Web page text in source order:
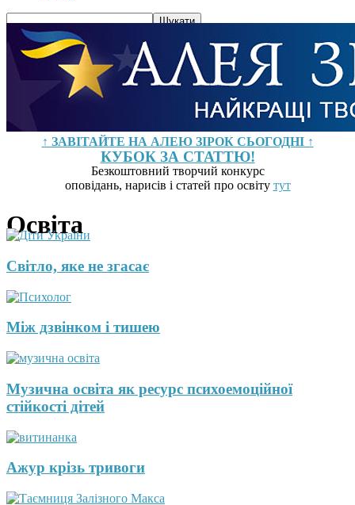
↑ ЗАВІТАЙТЕ НА АЛЕЮ ЗІРОК СЬОГОДНІ ↑
КУБОК ЗА СТАТТЮ!
Безкоштовний творчий конкурс
оповідань, нарисів і статей про освіту тут
Освіта
Світло, яке не згасає
Між дзвінком і тишею
Музична освіта як ресурс психоемоційної
стійкості дітей
Ажур крізь тривоги